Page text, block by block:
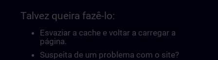
Talvez queira fazê-lo:
Esvaziar a cache e voltar a carregar a
página.
Suspeita de um problema com o site?